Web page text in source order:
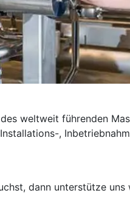
weltweit führenden
,
dann unterstütze